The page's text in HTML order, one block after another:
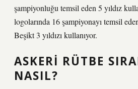
şampiyonluğu temsil eden 5 yıldız
logolarında 16 şampiyonayı temsil
Beşikt 3 yıldızı kullanıyor.
ASKERI RÜTBE
NASIL?